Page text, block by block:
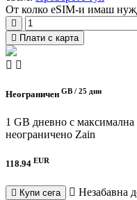
От колко eSIM-и имаш
Плати с карта
Неограничен GB / 25 дни
1 GB дневно с максимална
неограничено Zain
118.94 EUR
Купи сега
Незабавна